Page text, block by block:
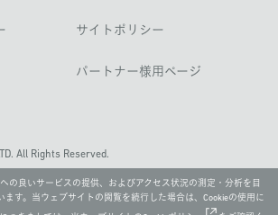
サイトポリシー
パートナー様用ページ
All Rights Reserved.
の良いサービスの提供、およびアクセス状況の測定・分析を目
ます。当ウェブサイトの閲覧を続行した場合は、Cookieの使用に